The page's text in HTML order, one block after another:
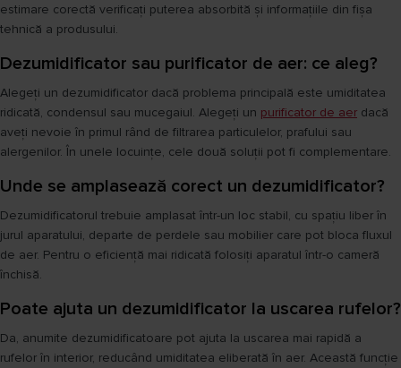
estimare corectă verificați puterea absorbită și informațiile din fișa
tehnică a produsului.
Dezumidificator sau purificator de aer: ce aleg?
Alegeți un dezumidificator dacă problema principală este umiditatea
ridicată, condensul sau mucegaiul. Alegeți un purificator de aer dacă
aveți nevoie în primul rând de filtrarea particulelor, prafului sau
alergenilor. În unele locuințe, cele două soluții pot fi complementare.
Unde se amplasează corect un dezumidificator?
Dezumidificatorul trebuie amplasat într-un loc stabil, cu spațiu liber în
jurul aparatului, departe de perdele sau mobilier care pot bloca fluxul
de aer. Pentru o eficiență mai ridicată folosiți aparatul într-o cameră
închisă.
Poate ajuta un dezumidificator la uscarea rufelor?
Da, anumite dezumidificatoare pot ajuta la uscarea mai rapidă a
rufelor în interior, reducând umiditatea eliberată în aer. Această funcție